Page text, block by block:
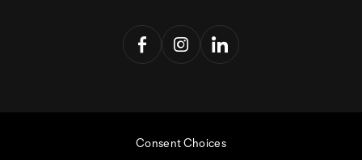
Consent Choices